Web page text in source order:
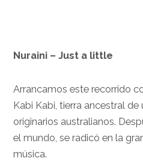
Nuraini – Just a little
Arrancamos este recorrido
Kabi Kabi, tierra ancestral
originarios australianos.
el mundo, se radicó en la
música.